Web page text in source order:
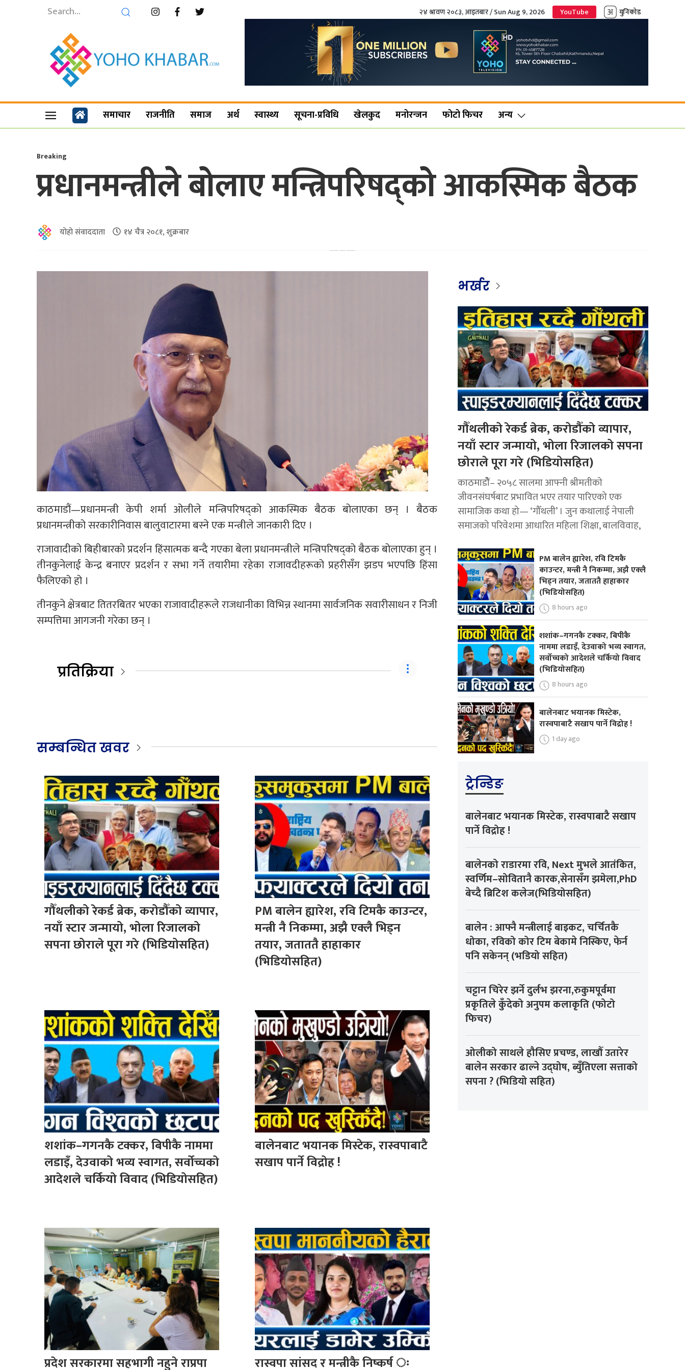
२४ श्रावण २०८३, आइतबार / Sun Aug 9, 2026 YouTube युनिकोड
समाचार राजनीति समाज अर्थ स्वास्थ्य सूचना-प्रविधि खेलकुद मनोरन्जन फोटो फिचर अन्य
Breaking
प्रधानमन्त्रीले बोलाए मन्त्रिपरिषद्को आकस्मिक बैठक
योहो संवाददाता १४ चैत्र २०८१, शुक्रबार
काठमाडौं—प्रधानमन्त्री केपी शर्मा ओलीले मन्त्रिपरिषद्को आकस्मिक बैठक बोलाएका छन् । बैठक
प्रधानमन्त्रीको सरकारीनिवास बालुवाटारमा बस्ने एक मन्त्रीले जानकारी दिए ।
राजावादीको बिहीबारको प्रदर्शन हिंसात्मक बन्दै गएका बेला प्रधानमन्त्रीले मन्त्रिपरिषद्को बैठक बोलाएका हुन् ।
तीनकुनेलाई केन्द्र बनाएर प्रदर्शन र सभा गर्ने तयारीमा रहेका राजावदीहरूको प्रहरीसँग झडप भएपछि हिंसा
फैलिएको हो ।
तीनकुने क्षेत्रबाट तितरबितर भएका राजावादीहरूले राजधानीका विभिन्न स्थानमा सार्वजनिक सवारीसाधन र निजी
सम्पत्तिमा आगजनी गरेका छन् ।
प्रतिक्रिया
सम्बन्धित खवर
गौँथलीको रेकर्ड ब्रेक, करोडौँको व्यापार,
नयाँ स्टार जन्मायो, भोला रिजालको
सपना छोराले पूरा गरे (भिडियोसहित)
PM बालेन ह्यारेश, रवि टिमकै काउन्टर,
मन्त्री नै निकम्मा, अझै एक्लै भिड्न
तयार, जताततै हाहाकार
(भिडियोसहित)
शशांक–गगनकै टक्कर, बिपीकै नाममा
लडाइँ, देउवाको भव्य स्वागत, सर्वोच्चको
आदेशले चर्कियो विवाद (भिडियोसहित)
बालेनबाट भयानक मिस्टेक, रास्वपाबाटै
सखाप पार्ने विद्रोह !
प्रदेश सरकारमा सहभागी नहुने राप्रपा
रास्वपा सांसद र मन्त्रीकै निष्कर्ष ः
भर्खर
गौँथलीको रेकर्ड ब्रेक, करोडौँको व्यापार,
नयाँ स्टार जन्मायो, भोला रिजालको सपना
छोराले पूरा गरे (भिडियोसहित)
काठमाडोैं– २०५८ सालमा आफ्नी श्रीमतीको
जीवनसंघर्षबाट प्रभावित भएर तयार पारिएको एक
सामाजिक कथा हो— ‘गौँथली’ । जुन कथालाई नेपाली
समाजको परिवेशमा आधारित महिला शिक्षा, बालविवाह,
PM बालेन ह्यारेश, रवि टिमकै
काउन्टर, मन्त्री नै निकम्मा, अझै एक्लै
भिड्न तयार, जताततै हाहाकार
(भिडियोसहित)
8 hours ago
शशांक–गगनकै टक्कर, बिपीकै
नाममा लडाइँ, देउवाको भव्य स्वागत,
सर्वोच्चको आदेशले चर्कियो विवाद
(भिडियोसहित)
8 hours ago
बालेनबाट भयानक मिस्टेक,
रास्वपाबाटै सखाप पार्ने विद्रोह !
1 day ago
ट्रेन्डिङ
बालेनबाट भयानक मिस्टेक, रास्वपाबाटै सखाप
पार्ने विद्रोह !
बालेनको राडारमा रवि, Next मुभले आतंकित,
स्वर्णिम–सोवितानै कारक,सेनासँग झमेला,PhD
बेच्दै ब्रिटिश कलेज(भिडियोसहित)
बालेन : आफ्नै मन्त्रीलाई बाइकट, चर्चितकै
धोका, रविको कोर टिम बेकामे निस्किए, फेर्न
पनि सकेनन् (भडियो सहित)
चट्टान चिरेर झर्ने दुर्लभ झरना,रुकुमपूर्वमा
प्रकृतिले कुँदेको अनुपम कलाकृति (फोटो
फिचर)
ओलीको साथले हौसिए प्रचण्ड, लाखौँ उतारेर
बालेन सरकार ढाल्ने उद्घोष, ब्युँतिएला सत्ताको
सपना ? (भिडियो सहित)